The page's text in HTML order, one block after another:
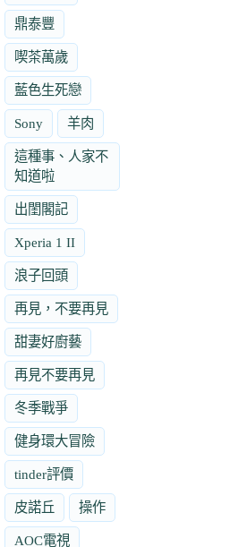
鼎泰豐
喫茶萬歲
藍色生死戀
Sony 羊肉
這種事、人家不
知道啦
出閨閣記
Xperia 1 II
浪子回頭
再見，不要再見
甜妻好廚藝
再見不要再見
冬季戰爭
健身環大冒險
tinder評價
皮諾丘 操作
AOC電視